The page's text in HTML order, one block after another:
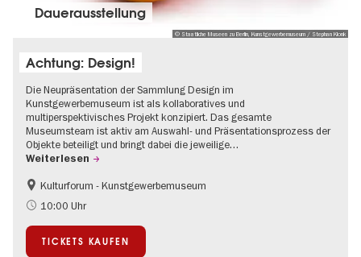
© Staatliche Museen zu Berlin, Kunstgewerbemuseum / Stephan Klonk
Dauer­aus­stel­lung
Achtung: Design!
Die Neupräsentation der Sammlung Design im
Kunstgewerbemuseum ist als kollaboratives und
multiperspektivisches Projekt konzipiert. Das gesamte
Museumsteam ist aktiv am Auswahl- und Präsentationsprozess der
Objekte beteiligt und bringt dabei die jeweilige…
Weiterlesen
Mode und Design
Kulturforum - Kunstgewerbemuseum
10:00 Uhr
TICKETS KAUFEN